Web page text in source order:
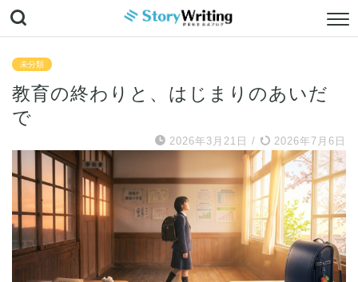
未分類
教育の終わりと、はじまりのあいだ
で
2026年3月21日 / 2026年7月6日